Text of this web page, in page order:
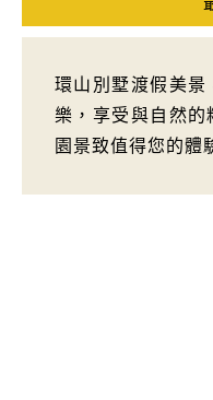
環山別墅渡假美景
樂，享受與自然的
園景致值得您的體